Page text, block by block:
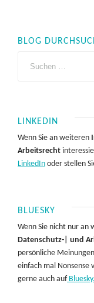
BLOG
LINKEDIN
Wenn Sie an weiteren
Arbeitsrecht
LinkedIn oder stellen
BLUESKY
Wenn Sie nicht nur an
Datenschutz-| und
persönliche
einfach mal Nonsense
gerne auch aufBluesky.